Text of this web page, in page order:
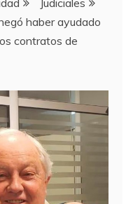
Judiciales
haber ayudado
contratos de